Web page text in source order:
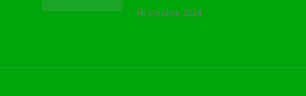
16 octobre 2024